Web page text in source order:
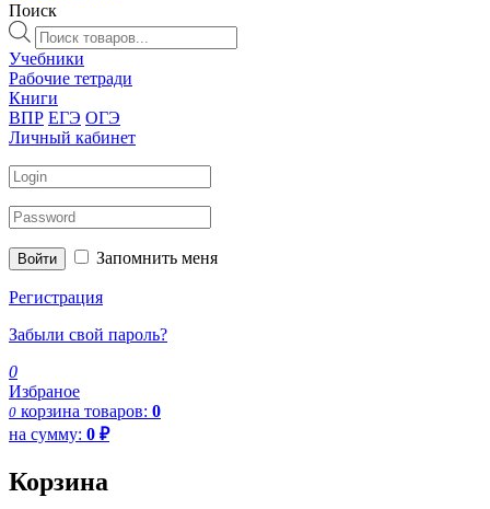
Поиск
Поиск
товаров
Учебники
Рабочие тетради
Книги
ВПР ЕГЭ ОГЭ
Личный кабинет
Войти Запомнить меня
Регистрация
Забыли свой пароль?
0
Избраное
0 корзина товаров: 0
на сумму: 0 ₽
Корзина